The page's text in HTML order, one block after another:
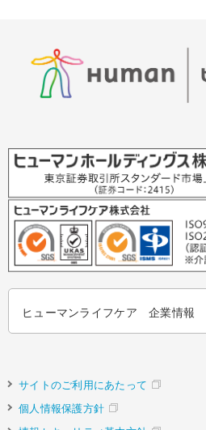
ヒューマンライフケア 企業情報
サイトのご利用にあたって
個人情報保護方針